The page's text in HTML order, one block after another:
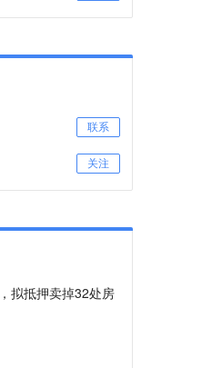
联系
关注
拟抵押卖掉32处房